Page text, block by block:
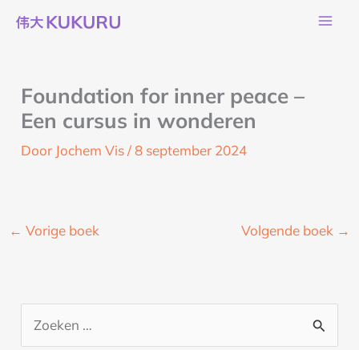
naar
Foundation for inner peace –
Een cursus in wonderen
Door Jochem Vis/8 september 2024
← Vorige boek Volgende boek →